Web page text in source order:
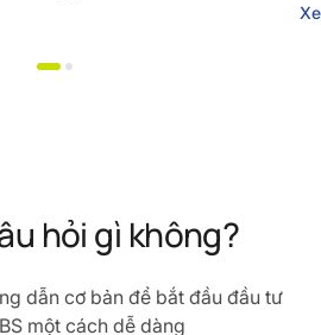
hỏi gì không?
dẫn cơ bản để bắt đầu đầu tư
một cách dễ dàng